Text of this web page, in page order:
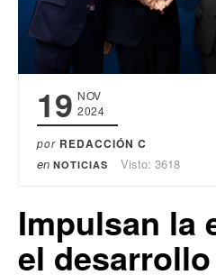
19 NOV
2024
por REDACCIÓN C
en NOTICIAS Visto: 3618
Impulsan la
el